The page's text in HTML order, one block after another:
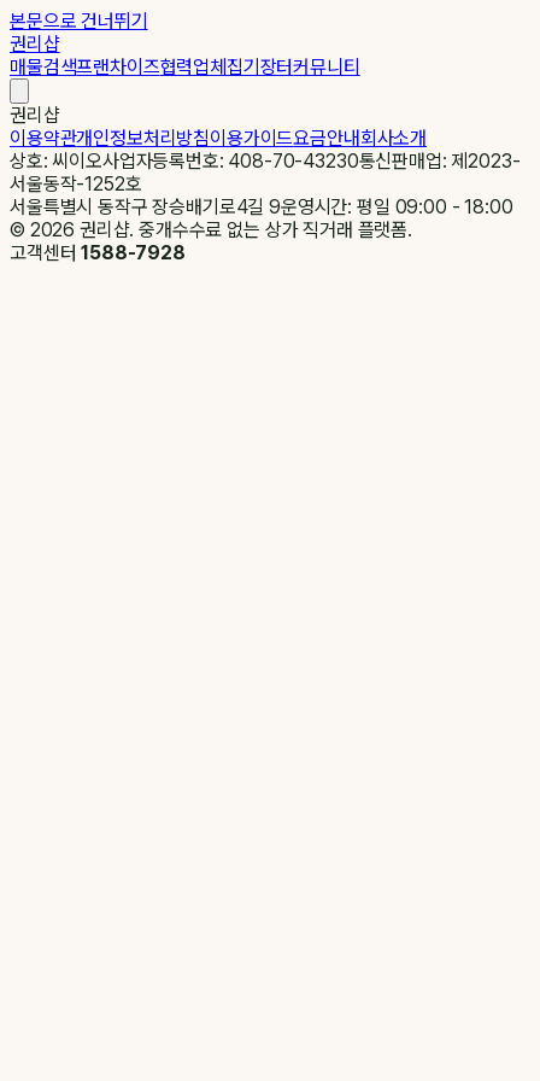
본문으로 건너뛰기
권리샵
매물검색프랜차이즈협력업체집기장터커뮤니티
권리샵
이용약관개인정보처리방침이용가이드요금안내회사소개
상호: 씨이오사업자등록번호: 408-70-43230통신판매업: 제2023-
서울동작-1252호
서울특별시 동작구 장승배기로4길 9운영시간: 평일 09:00 - 18:00
© 2026 권리샵. 중개수수료 없는 상가 직거래 플랫폼.
고객센터1588-7928